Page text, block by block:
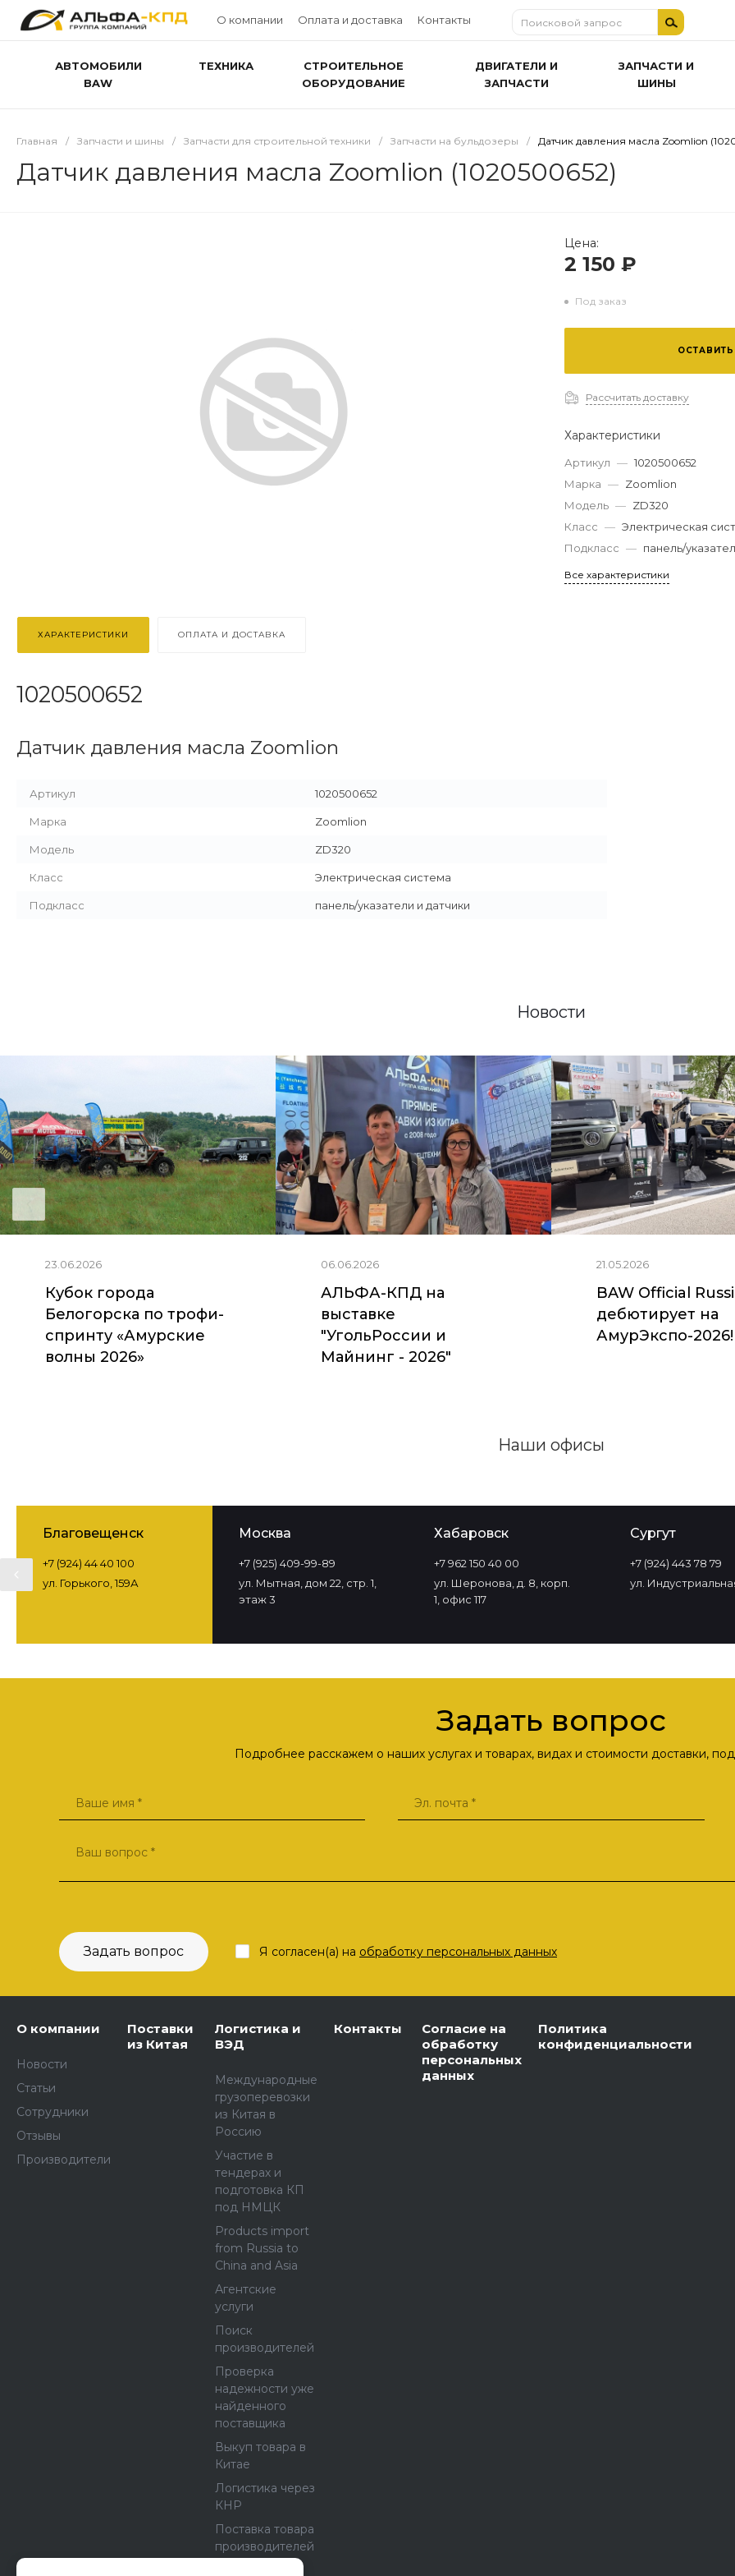
О компании Оплата и доставка Контакты
АВТОМОБИЛИ
BAW
ТЕХНИКА
СТРОИТЕЛЬНОЕ
ОБОРУДОВАНИЕ
ДВИГАТЕЛИ И
ЗАПЧАСТИ
ЗАПЧАСТИ И
ШИНЫ
Главная / Запчасти и шины / Запчасти для строительной техники / Запчасти на бульдозеры / Датчик давления масла Zoomlion
Датчик давления масла Zoomlion (1020500652)
Цена:
2 150 ₽
Под заказ
Рассчитать доставку
Характеристики
Артикул — 1020500652
Марка — Zoomlion
Модель — ZD320
Класс — Электрическая
Подкласс — панель/
Все характеристики
ХАРАКТЕРИСТИКИ ОПЛАТА И ДОСТАВКА
1020500652
Датчик давления масла Zoomlion
Артикул 1020500652
Марка Zoomlion
Модель ZD320
Класс Электрическая система
Подкласс панель/указатели и датчики
Новости
23.06.2026
Кубок города
Белогорска по трофи-
спринту «Амурские
волны 2026»
06.06.2026
АЛЬФА-КПД на
выставке
"УгольРоссии и
Майнинг - 2026"
21.05.2026
BAW Official
дебютирует на
АмурЭкспо-2026!
Наши офисы
Благовещенск
+7 (924) 44 40 100
ул. Горького, 159А
Москва
+7 (925) 409-99-89
ул. Мытная, дом 22, стр. 1,
этаж 3
Хабаровск
+7 962 150 40 00
ул. Шеронова, д. 8, корп.
1, офис 117
Сургут
+7 (924) 443 78 79
ул.
Задать вопрос
Подробнее расскажем о наших услугах и товарах, видах и стоимости доставки,
Задать вопрос Я согласен(а) на обработку персональных данных
О компании
Новости
Статьи
Сотрудники
Отзывы
Производители
Поставки
из Китая
Логистика и
ВЭД
Международные
грузоперевозки
из Китая в
Россию
Участие в
тендерах и
подготовка КП
под НМЦК
Products import
from Russia to
China and Asia
Агентские
услуги
Поиск
производителей
Проверка
надежности уже
найденного
поставщика
Выкуп товара в
Китае
Логистика через
КНР
Поставка товара
производителей
Контакты
Согласие на
обработку
персональных
данных
Политика
конфиденциальности